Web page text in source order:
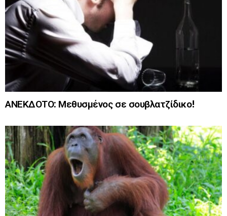
ΑΝΕΚΔΟΤΟ: Μεθυσμένος σε σουβλατζίδικο!